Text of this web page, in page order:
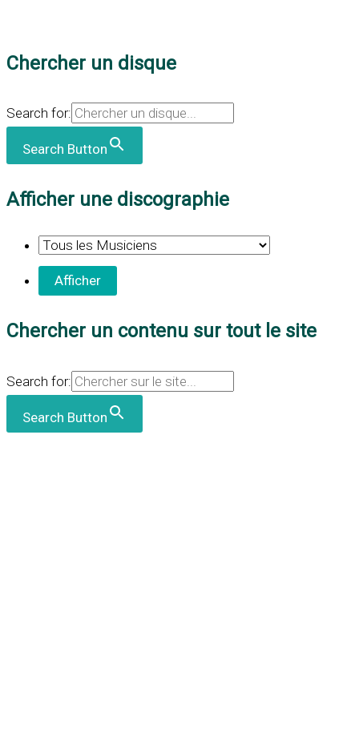
Chercher un disque
Search for:
Search Button
Afficher une discographie
Chercher un contenu sur tout le site
Search for:
Search Button